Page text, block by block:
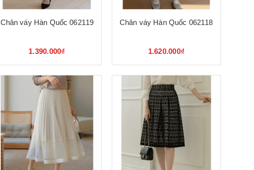
Chân váy Hàn Quốc 062119
1.390.000₫
Chân váy Hàn Quốc 062118
1.620.000₫